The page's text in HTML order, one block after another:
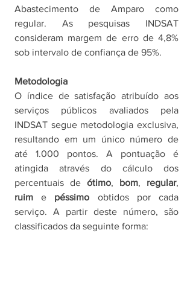
Abastecimento de Amparo como
regular. As pesquisas INDSAT
consideram margem de erro de 4,8%
sob intervalo de confiança de 95%.
Metodologia
O índice de satisfação atribuído aos
serviços públicos avaliados pela
INDSAT segue metodologia exclusiva,
resultando em um único número de
até 1.000 pontos. A pontuação é
atingida através do cálculo dos
percentuais de ótimo, bom, regular
ruim e péssimo obtidos por cada
serviço. A partir deste número, são
classificados da seguinte forma: